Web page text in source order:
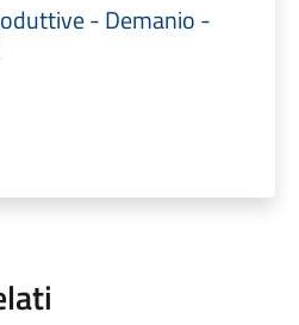
- Demanio -